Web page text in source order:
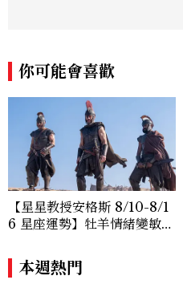
你可能會喜歡
【星星教授安格斯 8/10-8/1
6 星座運勢】牡羊情緒變敏
本週熱門